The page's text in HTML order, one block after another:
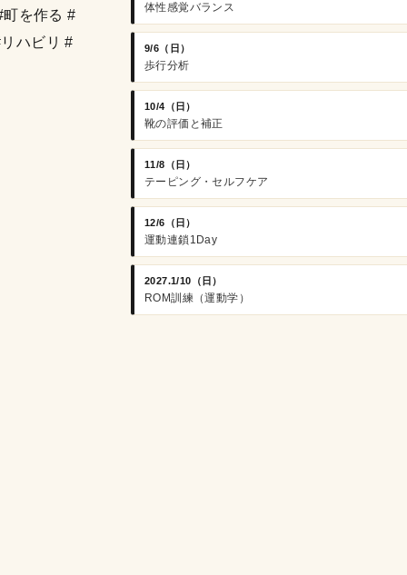
を作る #
ハビリ #
体性感覚バランス
9/6（日）
歩行分析
10/4（日）
靴の評価と補正
11/8（日）
テーピング・セルフケア
12/6（日）
運動連鎖1Day
2027.1/10（日）
ROM訓練（運動学）